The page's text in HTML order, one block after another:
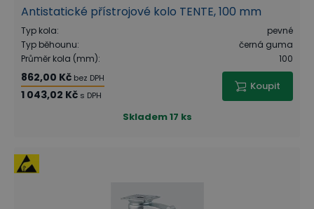
Antistatické přístrojové kolo TENTE, 100 mm
Typ kola:
pevné
Typ běhounu:
černá guma
Průměr kola (mm): 100
862,00 Kč bez DPH
1 043,02 Kč s DPH
Koupit
Skladem17 ks